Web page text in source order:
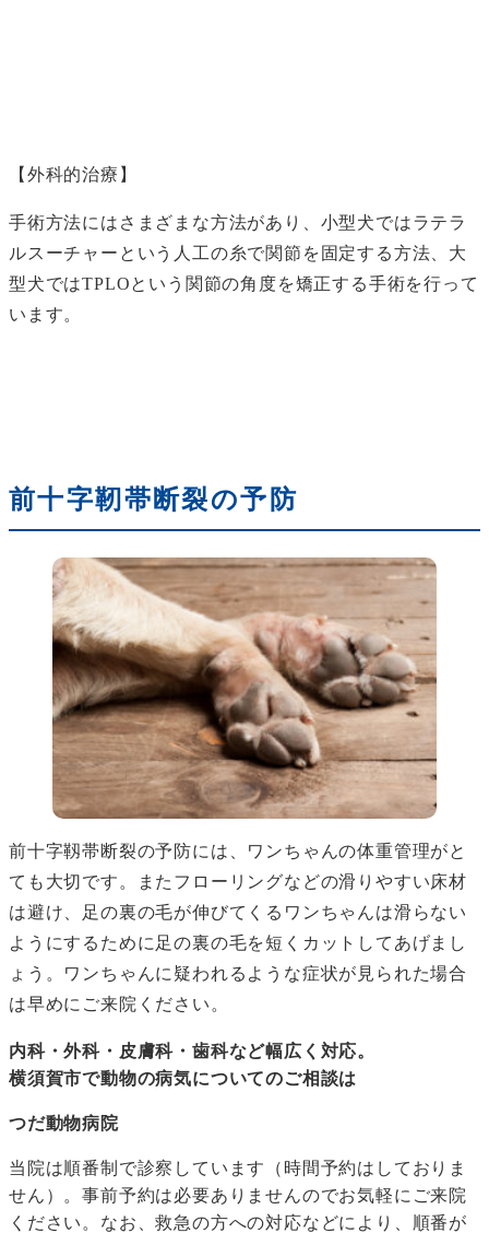
【外科的治療】
手術方法にはさまざまな方法があり、小型犬ではラテラ
ルスーチャーという人工の糸で関節を固定する方法、大
型犬ではTPLOという関節の角度を矯正する手術を行って
います。
前十字靭帯断裂の予防
前十字靱帯断裂の予防には、ワンちゃんの体重管理がと
ても大切です。またフローリングなどの滑りやすい床材
は避け、足の裏の毛が伸びてくるワンちゃんは滑らない
ようにするために足の裏の毛を短くカットしてあげまし
ょう。ワンちゃんに疑われるような症状が見られた場合
は早めにご来院ください。
内科・外科・皮膚科・歯科など幅広く対応。
横須賀市で動物の病気についてのご相談は
つだ動物病院
当院は順番制で診察しています（時間予約はしておりま
せん）。事前予約は必要ありませんのでお気軽にご来院
ください。なお、救急の方への対応などにより、順番が